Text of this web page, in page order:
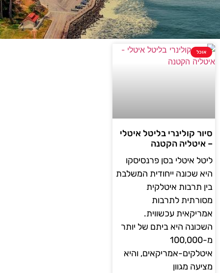
אוכל
סיור קולינרי בליטל איטלי
– איטליה הקטנה
ליטל איטלי בסן פרנסיסקו
היא שכונה ייחודית המשלבת
בין תרבות איטלקית
מסורתית לתרבות
אמריקאית עכשווית.
השכונה היא ביתם של יותר
מ-100,000
איטלקים-אמריקאים, והיא
מציעה מגוון